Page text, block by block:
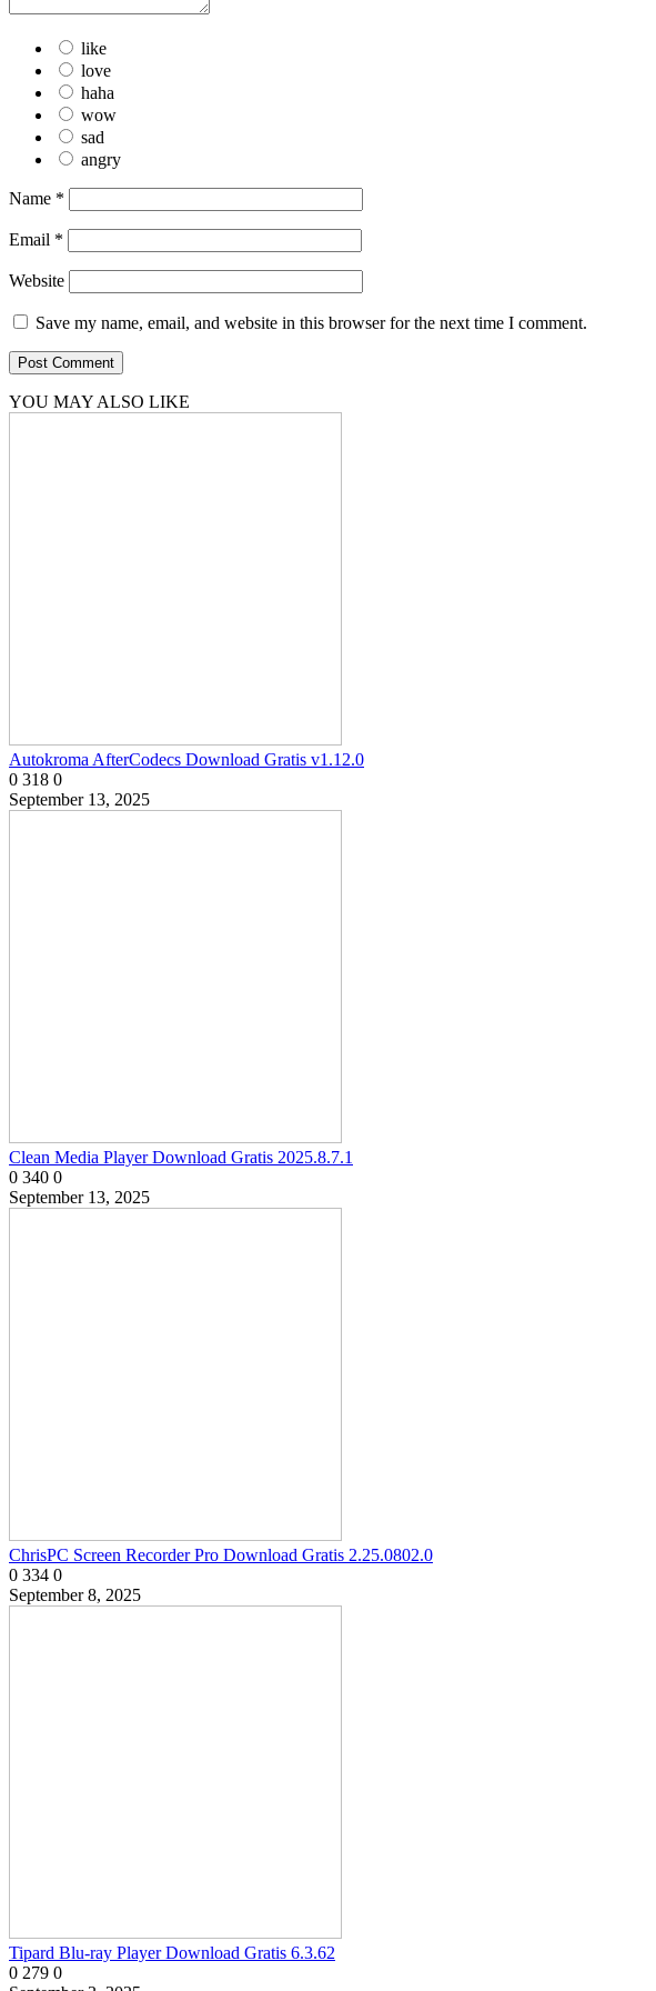
like
love
haha
wow
sad
angry
Name *
Email *
Website
Save my name, email, and website in this browser for the next time I comment.
YOU MAY ALSO LIKE
Autokroma AfterCodecs Download Gratis v1.12.0
0 318 0
September 13, 2025
Clean Media Player Download Gratis 2025.8.7.1
0 340 0
September 13, 2025
ChrisPC Screen Recorder Pro Download Gratis 2.25.0802.0
0 334 0
September 8, 2025
Tipard Blu-ray Player Download Gratis 6.3.62
0 279 0